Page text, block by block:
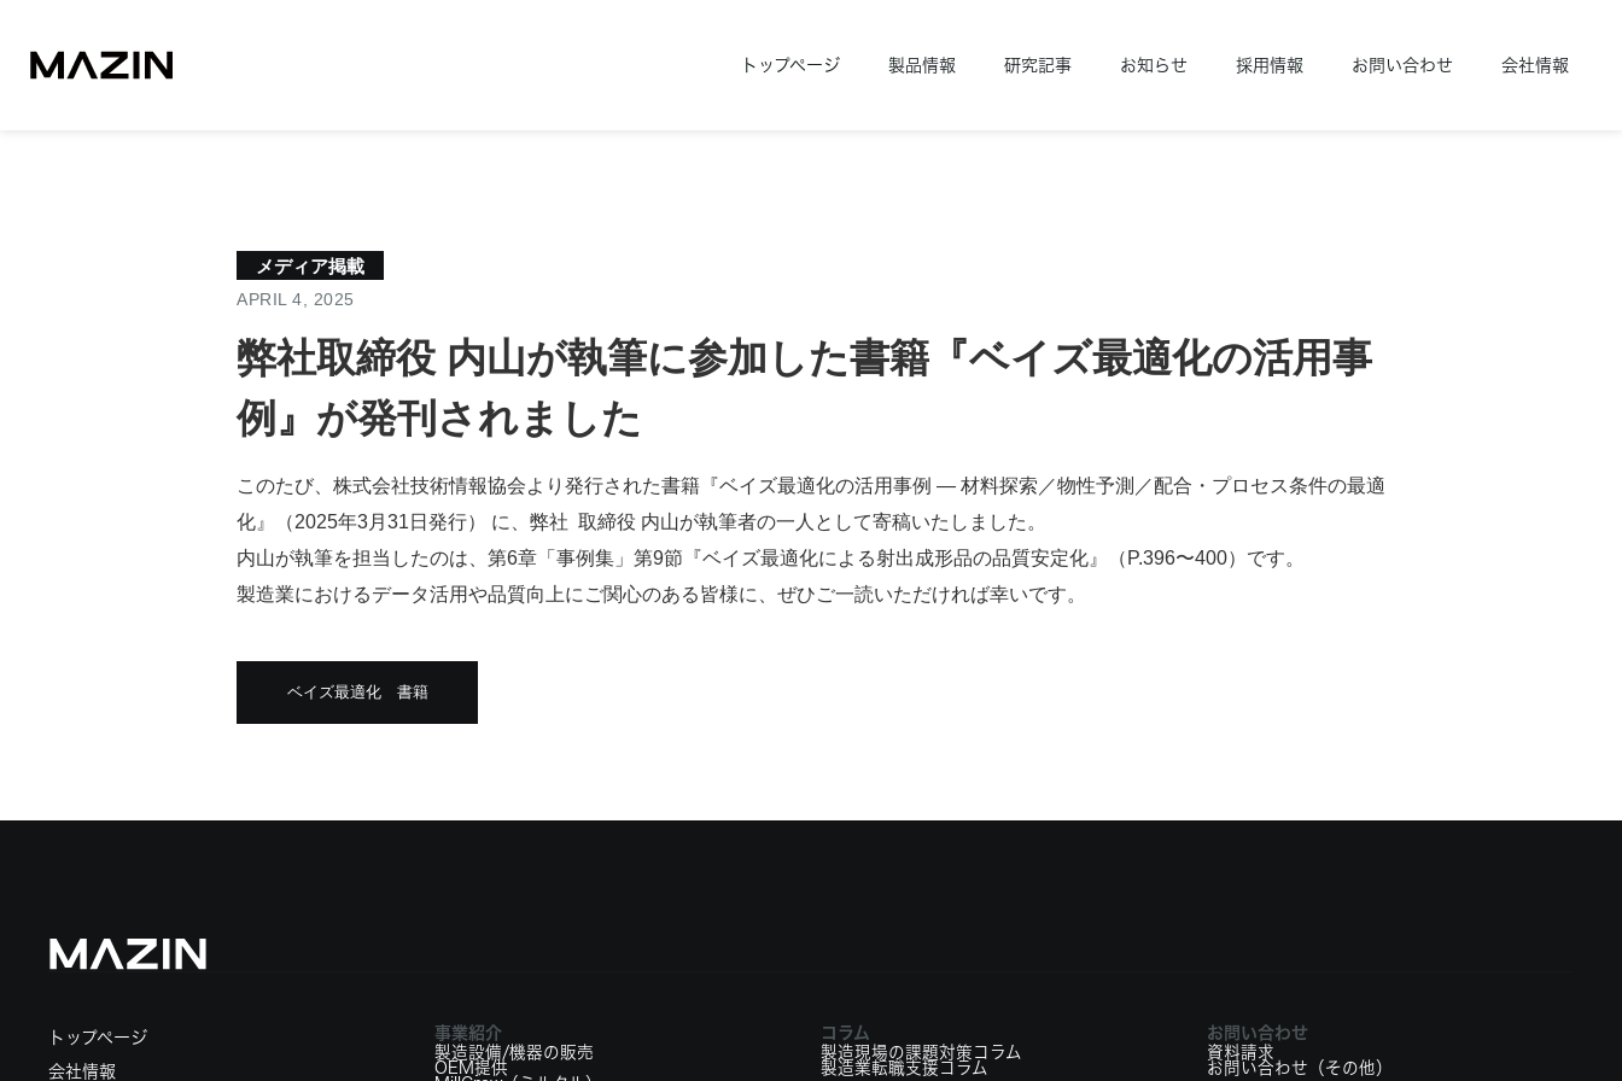
トップページ 製品情報 研究記事 お知らせ 採用情報 お問い合わせ 会社情報
メディア掲載
APRIL 4, 2025
弊社取締役 内山が執筆に参加した書籍『ベイズ最適化の活用事
例』が発刊されました
このたび、株式会社技術情報協会より発行された書籍『ベイズ最適化の活用事例 ― 材料探索／物性予測／配合・プロセス条件の最適
化』（2025年3月31日発行） に、弊社 取締役 内山が執筆者の一人として寄稿いたしました。
内山が執筆を担当したのは、第6章「事例集」第9節『ベイズ最適化による射出成形品の品質安定化』（P.396〜400）です。
製造業におけるデータ活用や品質向上にご関心のある皆様に、ぜひご一読いただければ幸いです。
ベイズ最適化 書籍
トップページ
会社情報
事業紹介
製造設備/機器の販売
OEM提供
コラム
製造現場の課題対策コラム
製造業転職支援コラム
お問い合わせ
資料請求
お問い合わせ（その他）